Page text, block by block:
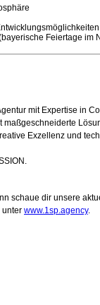
Feiertage im
mit Expertise in
Exzellenz und
schaue dir unsere
unter www.1sp.agency.